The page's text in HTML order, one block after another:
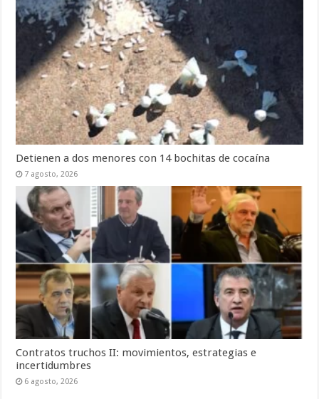
Detienen a dos menores con 14 bochitas de cocaína
7 agosto, 2026
Contratos truchos II: movimientos, estrategias e
incertidumbres
6 agosto, 2026